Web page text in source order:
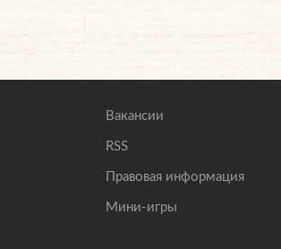
Вакансии
RSS
Правовая информация
Мини-игры